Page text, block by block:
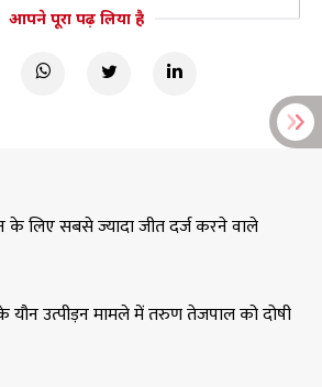
आपने पूरा पढ़ लिया है
के लिए सबसे ज्यादा जीत दर्ज करने वाले
के यौन उत्पीड़न मामले में तरुण तेजपाल को दोषी